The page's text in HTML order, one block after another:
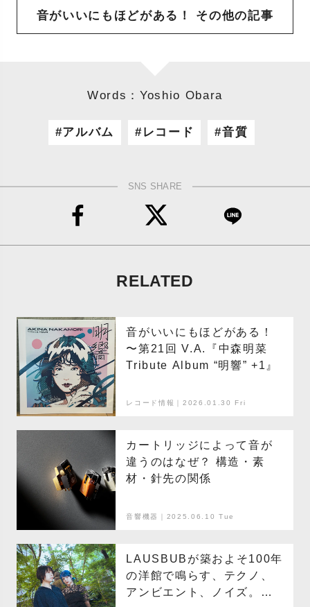
音がいいにもほどがある！ その他の記事
Words：Yoshio Obara
アルバム レコード 音質
SNS SHARE
RELATED
音がいいにもほどがある！
〜第21回 V.A.『中森明菜
Tribute Album “明響” +1』
レコード情報｜2026.01.30 Fri
カートリッジによって音が
違うのはなぜ？ 構造・素
材・針先の関係
音響機器｜2025.06.10 Tue
LAUSBUBが築およそ100年
の洋館で鳴らす、テクノ、
アンビエント、ノイズ。環